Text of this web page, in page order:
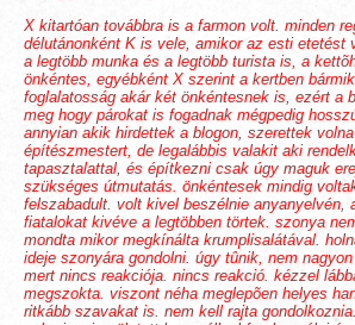
X kitartóan továbbra is a farmon volt. minden
délutánonként K is vele, amikor az esti etetést
a legtöbb munka és a legtöbb turista is, a
önkéntes, egyébként X szerint a kertben
foglalatosság akár két önkéntesnek is, ezért a
meg hogy párokat is fogadnak mégpedig
annyian akik hirdettek a blogon, szerettek
építészmestert, de legalábbis valakit aki
tapasztalattal, és építkezni csak úgy maguk
szükséges útmutatás. önkéntesek mindig
felszabadult. volt kivel beszélnie anyanyelvén,
fiatalokat kivéve a legtöbben törtek. szonya
mondta mikor megkínálta krumplisalátával.
ideje szonyára gondolni. úgy tûnik, nem
mert nincs reakciója. nincs reakció. kézzel
megszokta. viszont néha meglepõen helyes
ritkább szavakat is. nem kell rajta